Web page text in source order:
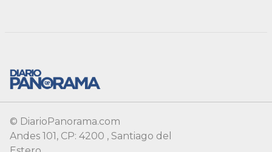
© DiarioPanorama.com
Andes 101, CP: 4200 , Santiago del